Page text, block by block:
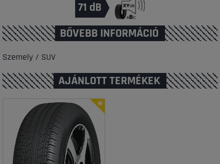
71 dB
BŐVEBB INFORMÁCIÓ
Szemely / SUV
AJÁNLOTT TERMÉKEK